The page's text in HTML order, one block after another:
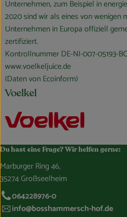
Unternehmen, zum Beispiel in
2020 sind wir als eines von wenigen
Unternehmen in Europa offiziell
zertifiziert.
Kontrollnummer DE-NI-007-05193-
www.voelkeljuice.de
(Daten von Ecoinform)
Voelkel
Du hast eine Frage? Wir helfen gerne:
Marburger Ring 46,
35274 Großseelheim
064228976-0
info@bosshammersch-hof.de